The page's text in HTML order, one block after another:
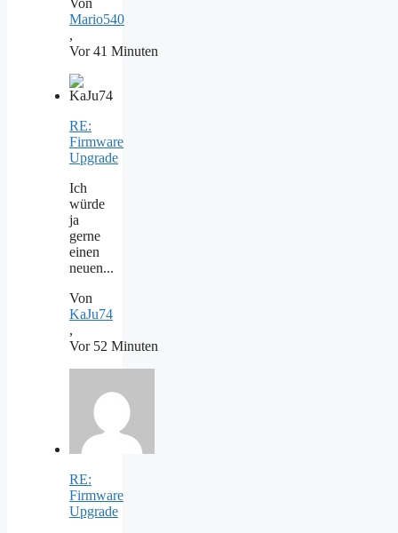
Von
Mario540
,
Vor 41 Minuten
RE:
Firmware
Upgrade
Ich
würde
ja
gerne
einen
neuen...
Von
KaJu74
,
Vor 52 Minuten
RE:
Firmware
Upgrade